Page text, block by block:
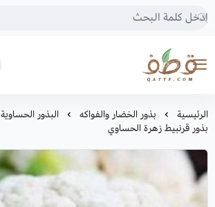
متجر قطف للبذور
الرئيسية بذور الخضار والفواكه
البذور الحساوية
بذور قرنبيط زهرة الحساوي